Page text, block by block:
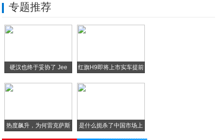
出道即成行业焦点，无限方程FMA架构到底
IDC公布2019Q2中国智能手机市场出
专题推荐
硬汉也终于妥协了 Jee 红旗H9即将上市实车提前
热度飙升，为何雷克萨斯
是什么扼杀了中国市场上